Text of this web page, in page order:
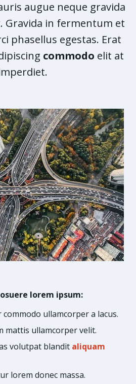
augue neque gravida
Gravida in fermentum et
phasellus egestas. Erat
commodo elit at
lorem ipsum:
ullamcorper a lacus.
mattis ullamcorper velit.
volutpat blandit aliquam
lorem donec massa.